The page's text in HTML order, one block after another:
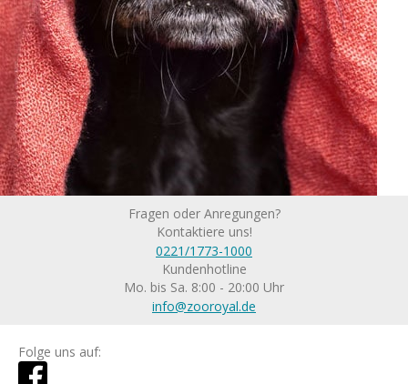
Fragen oder Anregungen?
Kontaktiere uns!
0221/1773-1000
Kundenhotline
Mo. bis Sa. 8:00 - 20:00 Uhr
info@zooroyal.de
Folge uns auf: